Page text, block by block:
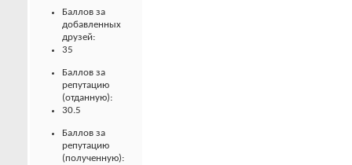
Баллов за
добавленных
друзей:
35
Баллов за
репутацию
(отданную):
30.5
Баллов за
репутацию
(полученную):